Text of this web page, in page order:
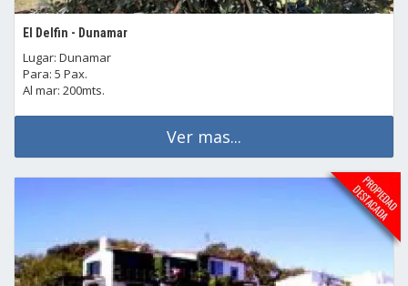
El Delfin - Dunamar
Lugar: Dunamar
Para: 5 Pax.
Al mar: 200mts.
Ver mas...